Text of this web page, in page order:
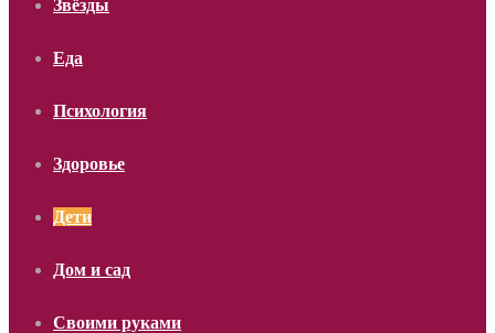
Звёзды
Еда
Психология
Здоровье
Дети
Дом и сад
Своими руками